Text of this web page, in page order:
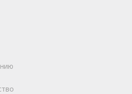
с нами через любой